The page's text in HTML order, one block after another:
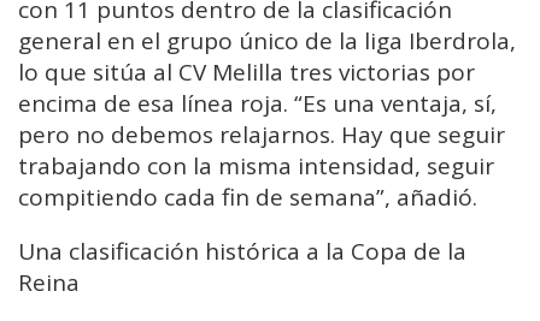
con 11 puntos dentro de la clasificación
general en el grupo único de la liga Iberdrola,
lo que sitúa al CV Melilla tres victorias por
encima de esa línea roja. “Es una ventaja, sí,
pero no debemos relajarnos. Hay que seguir
trabajando con la misma intensidad, seguir
compitiendo cada fin de semana”, añadió.
Una clasificación histórica a la Copa de la
Reina